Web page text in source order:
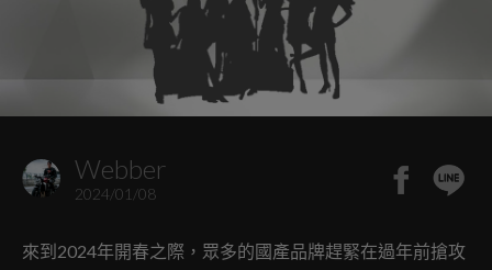
Webber
2024/01/08
來到2024年開春之際，眾多的國產品牌趕緊在過年前搶攻